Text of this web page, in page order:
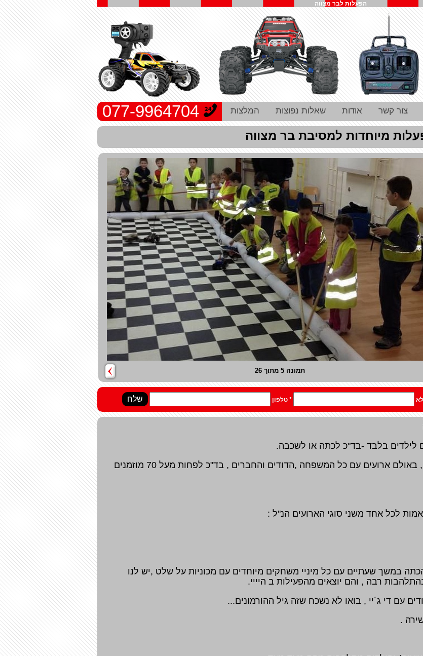
הפעלות לבר מצווה
צור קשר אודות שאלות נפוצות המלצות
מיוחדות למסיבת בר מצווה
תמונה 5 מתוך 26
* טלפון
אופציה 2- היא מסיבת בר מצווה קלאסית , באולם ארועים עם כל המשפחה ,הדודים והחברים , בד"כ לפחות מעל 70 מוזמנים
לכל אחד משני סוגי הארועים הנ"ל :
במשך שעתיים עם כל מיניי משחקים מיוחדים עם מכוניות על שלט ,יש לנו
רבה , והם יוצאים מהפעילות ב היייי.
עם די ג´יי , בואו לא נשכח שזה גיל ההורמונים...
.